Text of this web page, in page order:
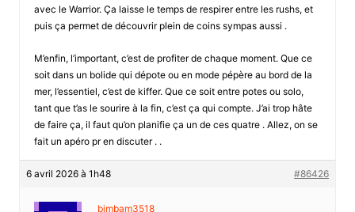
avec le Warrior. Ça laisse le temps de respirer entre les rushs, et
puis ça permet de découvrir plein de coins sympas aussi .
M’enfin, l’important, c’est de profiter de chaque moment. Que ce
soit dans un bolide qui dépote ou en mode pépère au bord de la
mer, l’essentiel, c’est de kiffer. Que ce soit entre potes ou solo,
tant que t’as le sourire à la fin, c’est ça qui compte. J’ai trop hâte
de faire ça, il faut qu’on planifie ça un de ces quatre . Allez, on se
fait un apéro pr en discuter . .
6 avril 2026 à 1h48 #86426
bimbam3518